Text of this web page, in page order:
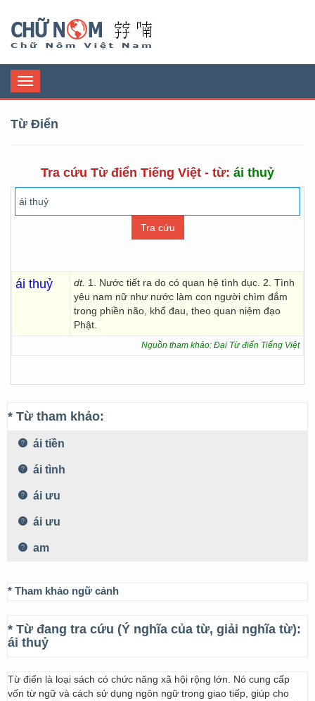
Toggle
navigation
Từ Điển
Tra cứu Từ điển Tiếng Việt - từ: ái thuỷ
ái thuỷ dt. 1. Nước tiết ra do có quan hệ tình dục. 2. Tình
yêu nam nữ như nước làm con người chìm đắm
trong phiền não, khổ đau, theo quan niệm đạo
Phật.
Nguồn tham khảo: Đại Từ điển Tiếng Việt
* Từ tham khảo:
ái tiền
ái tình
ái ưu
ái ưu
am
* Tham khảo ngữ cảnh
* Từ đang tra cứu (Ý nghĩa của từ, giải nghĩa từ):
ái thuỷ
Từ điển là loại sách có chức năng xã hội rộng lớn. Nó cung cấp
vốn từ ngữ và cách sử dụng ngôn ngữ trong giao tiếp, giúp cho